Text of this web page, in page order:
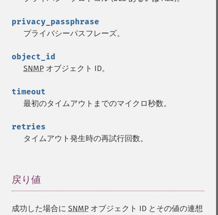
privacy_passphrase
プライバシーパスフレーズ。
object_id
SNMP オブジェクト ID。
timeout
最初のタイムアウトまでのマイクロ秒数。
retries
タイムアウト発生時の再試行回数。
戻り値
成功した場合に SNMP オブジェクト ID とその値の連想